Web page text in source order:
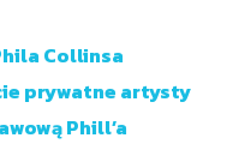
Collinsa
prywatne artysty
Phill’a